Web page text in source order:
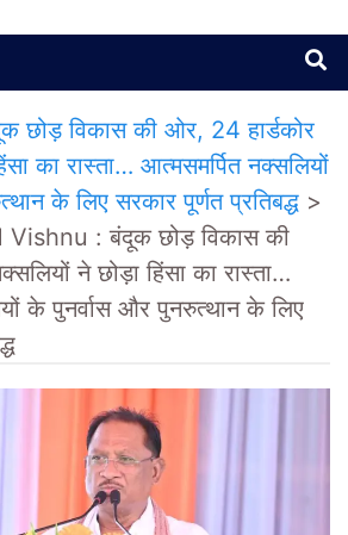
विकास की ओर, 24 हार्डकोर
का रास्ता… आत्मसमर्पित नक्सलियों
के लिए सरकार पूर्णत प्रतिबद्ध >
Vishnu : बंदूक छोड़ विकास की
ने छोड़ा हिंसा का रास्ता…
के पुनर्वास और पुनरुत्थान के लिए